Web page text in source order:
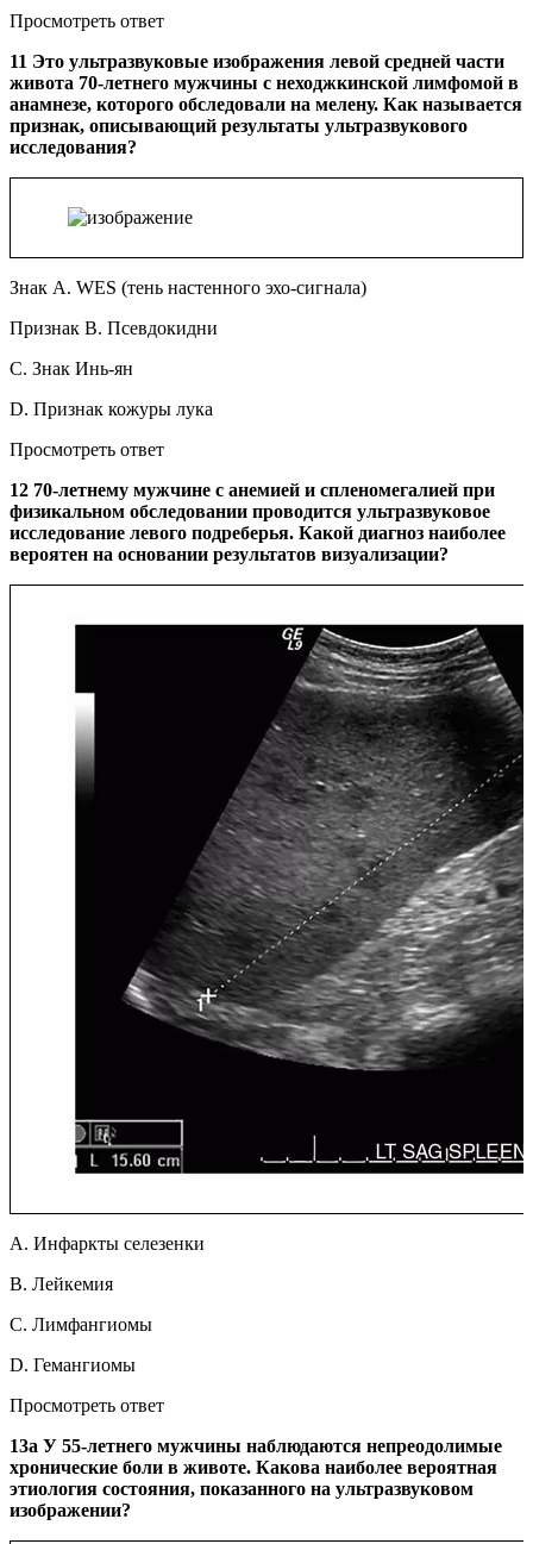
Просмотреть ответ
11 Это ультразвуковые изображения левой средней части
живота 70-летнего мужчины с неходжкинской лимфомой в
анамнезе, которого обследовали на мелену. Как называется
признак, описывающий результаты ультразвукового
исследования?
Знак A. WES (тень настенного эхо-сигнала)
Признак B. Псевдокидни
C. Знак Инь-ян
D. Признак кожуры лука
Просмотреть ответ
12 70-летнему мужчине с анемией и спленомегалией при
физикальном обследовании проводится ультразвуковое
исследование левого подреберья. Какой диагноз наиболее
вероятен на основании результатов визуализации?
A. Инфаркты селезенки
B. Лейкемия
C. Лимфангиомы
D. Гемангиомы
Просмотреть ответ
13a У 55-летнего мужчины наблюдаются непреодолимые
хронические боли в животе. Какова наиболее вероятная
этиология состояния, показанного на ультразвуковом
изображении?